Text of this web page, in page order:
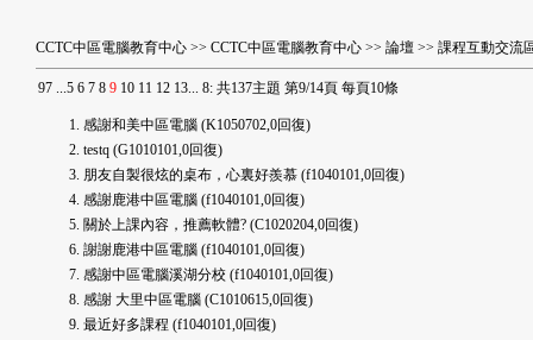
CCTC中區電腦教育中心 >> CCTC中區電腦教育中心 >> 論壇 >> 課程互動交流
97 ...5 6 7 8 9 10 11 12 13... 8: 共137主題 第9/14頁 每頁10條
感謝和美中區電腦 (K1050702,0回復)
testq (G1010101,0回復)
朋友自製很炫的桌布，心裏好羨慕 (f1040101,0回復)
感謝鹿港中區電腦 (f1040101,0回復)
關於上課內容，推薦軟體? (C1020204,0回復)
謝謝鹿港中區電腦 (f1040101,0回復)
感謝中區電腦溪湖分校 (f1040101,0回復)
感謝 大里中區電腦 (C1010615,0回復)
最近好多課程 (f1040101,0回復)